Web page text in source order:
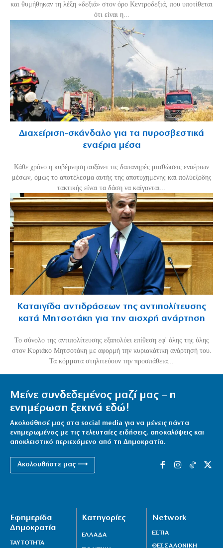
και θυμήθηκαν τη λέξη «δεξιά» στον όρο Κεντροδεξιά, που υποτίθεται
ότι είναι η...
Διαχείριση-σκάνδαλο για τα πυροσβεστικά
εναέρια μέσα
Κάθε χρόνο η κυβέρνηση αυξάνει τις δαπανηρές μισθώσεις εναέριων
μέσων, όμως το αποτέλεσμα αυτής της αποτυχημένης και πολύεξοδης
τακτικής είναι τα δάση να καίγονται...
Καταιγίδα αντιδράσεων της αντιπολίτευσης
κατά Μητσοτάκη για την αισχρή ανάρτηση
Το σύνολο της αντιπολίτευσης εξαπολύει επίθεση εφ' όλης της ύλης
στον Κυριάκο Μητσοτάκη με αφορμή την κυριακάτικη ανάρτησή του.
Τα κόμματα στηλιτεύουν την προσπάθεια...
Μείνε συνδεδεμένος μαζί μας – η
ενημέρωση ξεκινά εδώ!
Ακολούθησέ μας στα social media για να μένεις πάντα
ενημερωμένος με τις τελευταίες ειδήσεις, αποκαλύψεις και
αποκλειστικό περιεχόμενο από τη Δημοκρατία.
Ακολουθήστε μας ⟶
Εφημερίδα
Δημοκρατία
ΤΑΥΤΟΤΗΤΑ
Κατηγορίες
ΕΛΛΑΔΑ
Network
ΕΣΤΙΑ
ΘΕΣΣΑΛΟΝΙΚΗ